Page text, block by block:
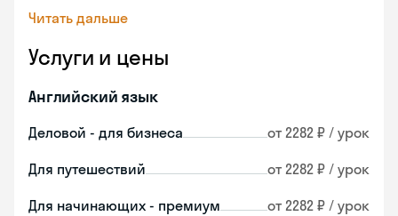
Читать дальше
Услуги и цены
Английский язык
Деловой - для бизнеса от 2282 ₽ / урок
Для путешествий от 2282 ₽ / урок
Для начинающих - премиум от 2282 ₽ / урок